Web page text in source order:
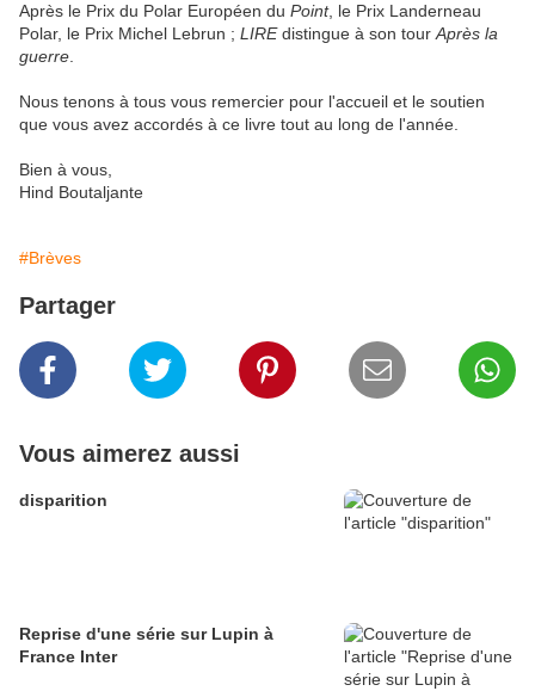
Après le Prix du Polar Européen du Point, le Prix Landerneau
Polar, le Prix Michel Lebrun ; LIREdistingue à son tour Après la
guerre
Nous tenons à tous vous remercier pour l'accueil et le soutien
que vous avez accordés à ce livre tout au long de l'année.
Bien à vous,
Hind Boutaljante
#Brèves
Partager
Vous aimerez aussi
disparition
Reprise d'une série sur Lupin à
France Inter